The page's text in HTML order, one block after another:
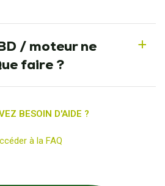
a
/ moteur ne
faire ?
BESOIN D'AIDE ?
à la FAQ